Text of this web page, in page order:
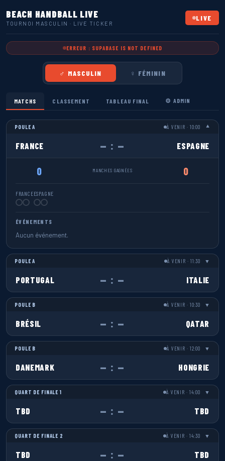
BEACH HANDBALL LIVE
TOURNOI MASCULIN · LIVE TICKER
LIVE
ERREUR : SUPABASE IS NOT DEFINED
♂ MASCULIN ♀ FÉMININ
MATCHS CLASSEMENT TABLEAU FINAL ⚙ ADMIN
POULE A À VENIR · 10:00 ▼
FRANCE — : — ESPAGNE
0 MANCHES GAGNÉES 0
FRANCEESPAGNE
ÉVÉNEMENTS
Aucun événement.
POULE A À VENIR · 11:30 ▼
PORTUGAL — : — ITALIE
POULE B À VENIR · 10:30 ▼
BRÉSIL — : — QATAR
POULE B À VENIR · 12:00 ▼
DANEMARK — : — HONGRIE
QUART DE FINALE 1 À VENIR · 14:00 ▼
TBD — : — TBD
QUART DE FINALE 2 À VENIR · 14:30 ▼
TBD — : — TBD